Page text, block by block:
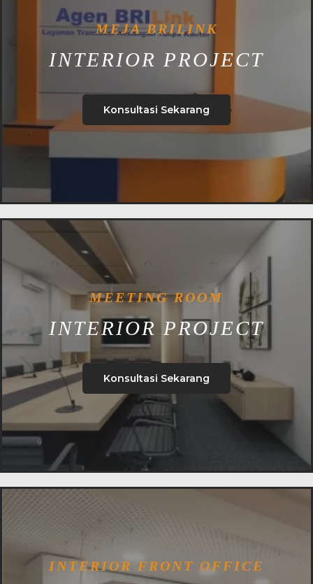
MEJA BRILINK
INTERIOR PROJECT
Konsultasi Sekarang
MEETING ROOM
INTERIOR PROJECT
Konsultasi Sekarang
INTERIOR FRONT OFFICE